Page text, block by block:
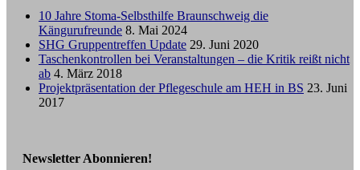
10 Jahre Stoma-Selbsthilfe Braunschweig die
Kängurufreunde 8. Mai 2024
SHG Gruppentreffen Update 29. Juni 2020
Taschenkontrollen bei Veranstaltungen – die Kritik reißt nicht
ab 4. März 2018
Projektpräsentation der Pflegeschule am HEH in BS 23. Juni
2017
Newsletter Abonnieren!